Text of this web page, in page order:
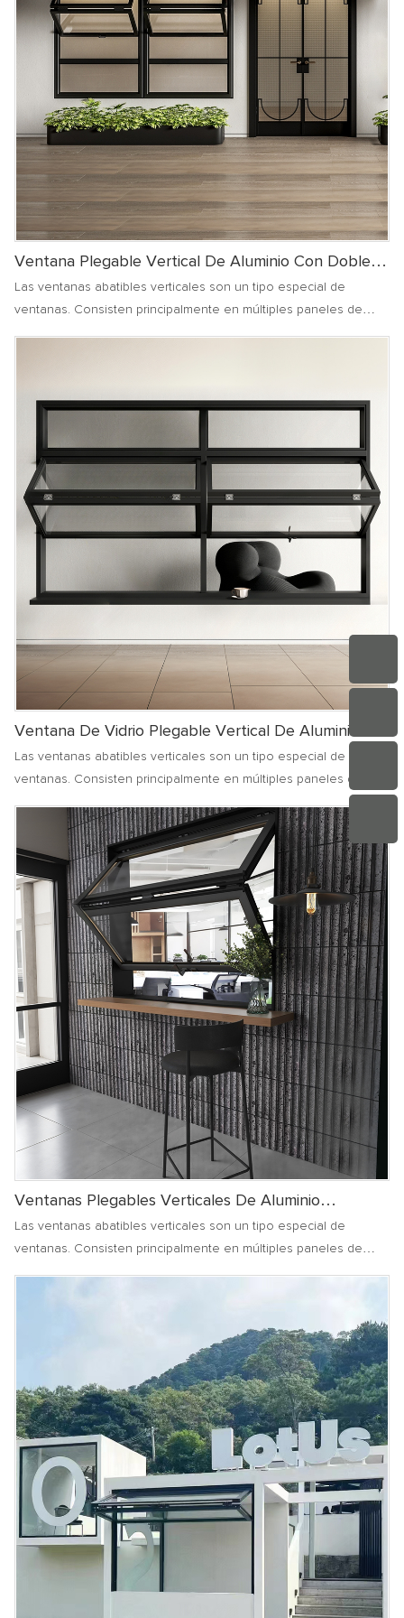
Ventana Plegable Vertical De Aluminio Con Doble
Acristalamiento.
Las ventanas abatibles verticales son un tipo especial de
ventanas. Consisten principalmente en múltiples paneles de
dirección vertical.
Ventana De Vidrio Plegable Vertical De Aluminio.
Las ventanas abatibles verticales son un tipo especial de
ventanas. Consisten principalmente en múltiples paneles de
ventana que están conectados mediante herrajes especiales.
Estos paneles de ventana se pueden plegar como un acordeón
cuando se abren o cierran, y la acción de plegado se realiza en
dirección vertical.
Ventanas Plegables Verticales De Aluminio
Insonorizadas.
Las ventanas abatibles verticales son un tipo especial de
ventanas. Consisten principalmente en múltiples paneles de
cuando se abren o cierran, y la acción de plegado se realiza en